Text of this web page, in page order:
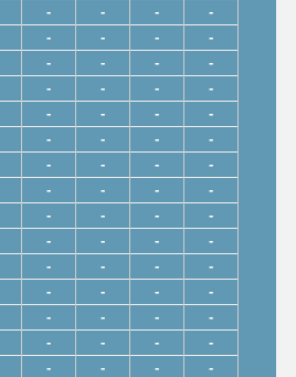
- - - -
- - - -
- - - -
- - - -
- - - -
- - - -
- - - -
- - - -
- - - -
- - - -
- - - -
- - - -
- - - -
- - - -
- - - -